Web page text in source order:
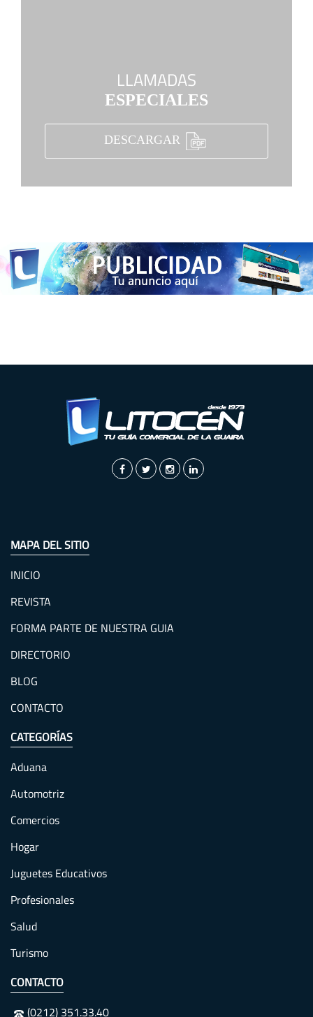
LLAMADAS
ESPECIALES
DESCARGAR
MAPA DEL SITIO
INICIO
REVISTA
FORMA PARTE DE NUESTRA GUIA
DIRECTORIO
BLOG
CONTACTO
CATEGORÍAS
Aduana
Automotriz
Comercios
Hogar
Juguetes Educativos
Profesionales
Salud
Turismo
CONTACTO
(0212) 351.33.40